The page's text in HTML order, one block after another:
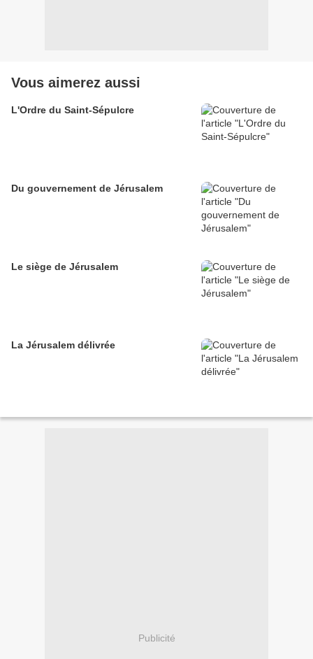
Vous aimerez aussi
L'Ordre du Saint-Sépulcre
Du gouvernement de Jérusalem
Le siège de Jérusalem
La Jérusalem délivrée
Publicité